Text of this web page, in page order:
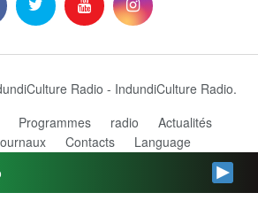
Radio - IndundiCulture Radio.
Programmes radio
Actualités
Contacts
Language